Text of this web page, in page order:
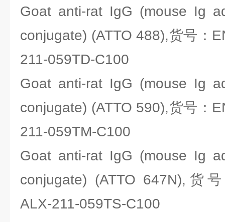
Goat anti-rat IgG (mouse Ig
conjugate) (ATTO 488),货号：
211-059TD-C100
Goat anti-rat IgG (mouse Ig
conjugate) (ATTO 590),货号：
211-059TM-C100
Goat anti-rat IgG (mouse Ig
conjugate) (ATTO 647N),货
ALX-211-059TS-C100